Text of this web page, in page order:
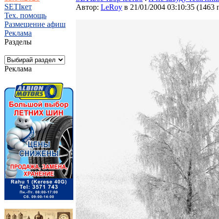
SETIкет
Тех. помощь
Размещение афиш
Реклама
Разделы
Реклама
Автор: LeRoy в 21/01/2004 03:10:35 (1463